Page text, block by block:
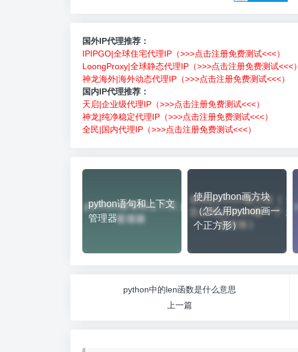
国外IP代理推荐：
IPIPGO|全球住宅代理IP（>>>点击注册免费测试<<<）
LoongProxy|全球静态代理IP（>>>点击注册免费测试<<<）
神龙海外|海外动态代理IP（>>>点击注册免费测试<<<）
国内IP代理推荐：
天启|企业级代理IP（>>>点击注册免费测试<<<）
神龙|纯净稳定代理IP（>>>点击注册免费测试<<<）
全民|国内代理IP（>>>点击注册免费测试<<<）
python语句和上下文
管理器
使用python画方块
（怎么用python画一
个正方形）
python中的len函数是什么意思
上一篇